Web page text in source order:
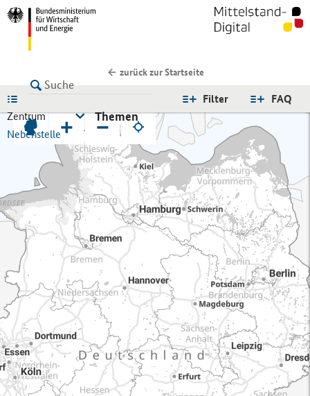
zurück zur Startseite
FAQ
Filter
Zentrum
Nebenstelle
Themen
+ −